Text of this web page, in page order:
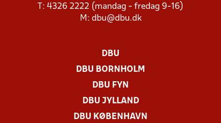
T: 4326 2222 (mandag - fredag 9-16)
M: dbu@dbu.dk
DBU
DBU BORNHOLM
DBU FYN
DBU JYLLAND
DBU KØBENHAVN